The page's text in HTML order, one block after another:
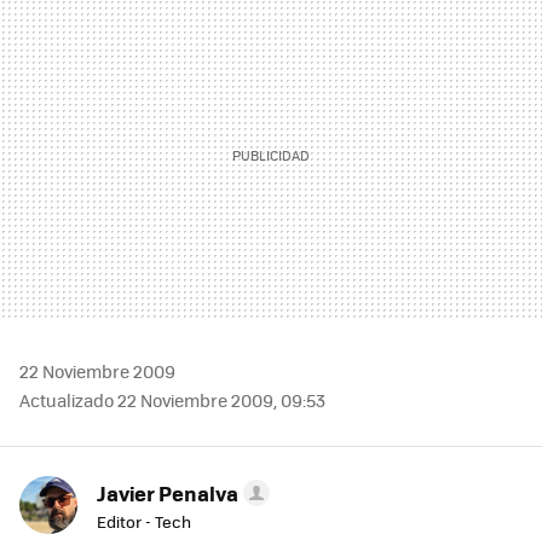
MAIL
22 Noviembre 2009
Actualizado 22 Noviembre 2009, 09:53
Javier Penalva
Editor - Tech